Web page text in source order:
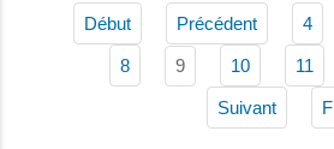
Début Précédent 4
8 9 10 11
Suivant